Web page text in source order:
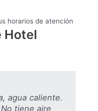
horarios de atención
Hotel
agua caliente.
tiene aire